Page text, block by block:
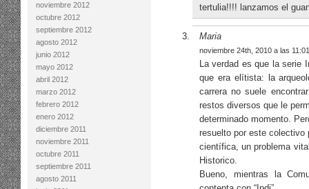
noviembre 2012
octubre 2012
septiembre 2012
agosto 2012
junio 2012
mayo 2012
abril 2012
marzo 2012
febrero 2012
enero 2012
diciembre 2011
noviembre 2011
octubre 2011
septiembre 2011
agosto 2011
tertulia!!!! lanzamos el
Maria
noviembre 24th, 2010 a las 11:01
La verdad es que la serie
que era elítista: la
carrera no suele
restos diversos que le
determinado momento.
resuelto por este colectivo
científica, un problema
Historico.
Bueno, mientras la